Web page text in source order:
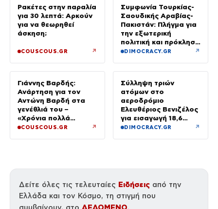
Ρακέτες στην παραλία
για 30 λεπτά: Αρκούν
για να θεωρηθεί
άσκηση;
COUSCOUS.GR ↗
Συμφωνία Τουρκίας-
Σαουδικής Αραβίας-
Πακιστάν: Πλήγμα για
την εξωτερική
πολιτική και πρόκληση
για την Αθήνα, λέει η
DIMOCRACY.GR ↗
Γιάννης Βαρδής:
Ανάρτηση για τον
Αντώνη Βαρδή στα
γενέθλιά του –
«Χρόνια πολλά
μπαμπά»
COUSCOUS.GR ↗
Σύλληψη τριών
ατόμων στο
αεροδρόμιο
Ελευθέριος Βενιζέλος
για εισαγωγή 18,6
κιλών υδροπονικής
DIMOCRACY.GR ↗
Δείτε όλες τις τελευταίες Ειδήσεις από την
Ελλάδα και τον Κόσμο, τη στιγμή που